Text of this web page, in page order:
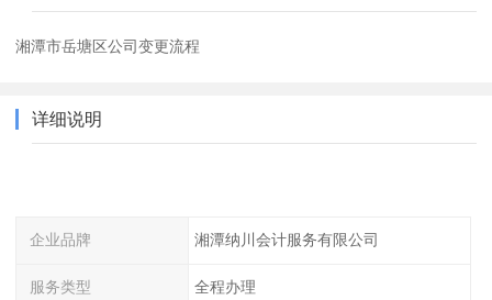
湘潭市岳塘区公司变更流程
详细说明
企业品牌 湘潭纳川会计服务有限公司
服务类型 全程办理